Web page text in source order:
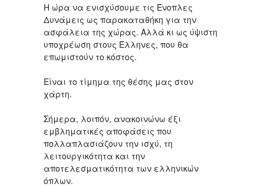
Η ώρα να ενισχύσουμε τις Ένοπλες
Δυνάμεις ως παρακαταθήκη για την
ασφάλεια της χώρας. Αλλά κι ως ύψιστη
υποχρέωση στους Έλληνες, που θα
επωμιστούν το κόστος.
Είναι το τίμημα της θέσης μας στον
χάρτη.
Σήμερα, λοιπόν, ανακοινώνω έξι
εμβληματικές αποφάσεις που
πολλαπλασιάζουν την ισχύ, τη
λειτουργικότητα και την
αποτελεσματικότητα των ελληνικών
όπλων.